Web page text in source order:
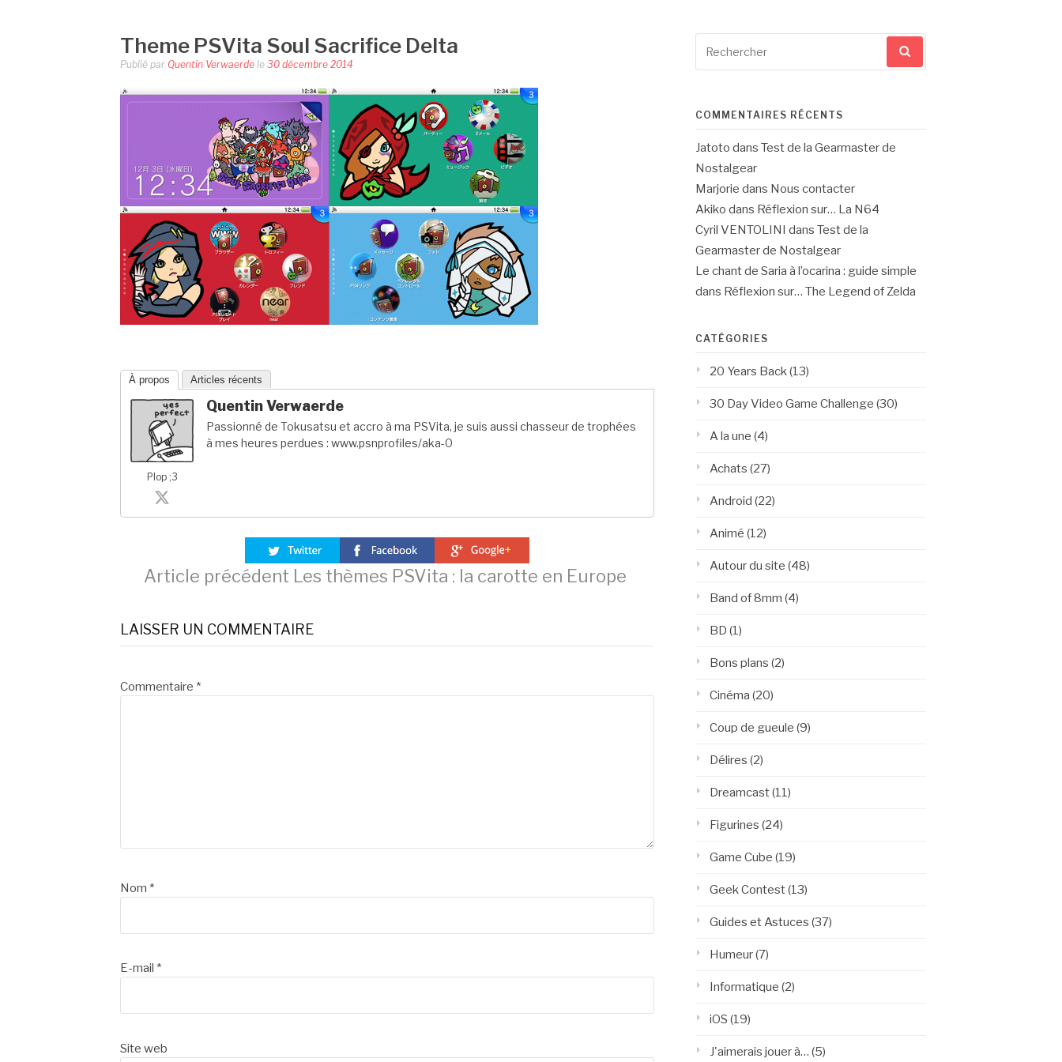
Theme PSVita Soul Sacrifice Delta
Publié par Quentin Verwaerde le 30 décembre 2014
À propos Articles récents
Plop ;3
Quentin Verwaerde
Passionné de Tokusatsu et accro à ma PSVita, je suis aussi chasseur de trophées
à mes heures perdues : www.psnprofiles/aka-0
Lire
la
suite
Article précédent Les thèmes PSVita : la carotte en Europe
LAISSER UN COMMENTAIRE
Commentaire *
Nom *
E-mail *
Site web
pour
COMMENTAIRES RÉCENTS
Jatoto dans Test de la Gearmaster de
Nostalgear
Marjorie dans Nous contacter
Akiko dans Réflexion sur… La N64
Cyril VENTOLINI dans Test de la
Gearmaster de Nostalgear
Le chant de Saria à l’ocarina : guide simple
dans Réflexion sur… The Legend of Zelda
CATÉGORIES
20 Years Back (13)
30 Day Video Game Challenge (30)
A la une (4)
Achats (27)
Android (22)
Animé (12)
Autour du site (48)
Band of 8mm (4)
BD (1)
Bons plans (2)
Cinéma (20)
Coup de gueule (9)
Délires (2)
Dreamcast(11)
Figurines (24)
Game Cube (19)
Geek Contest(13)
Guides et Astuces (37)
Humeur(7)
Informatique (2)
iOS (19)
J'aimerais jouer à… (5)